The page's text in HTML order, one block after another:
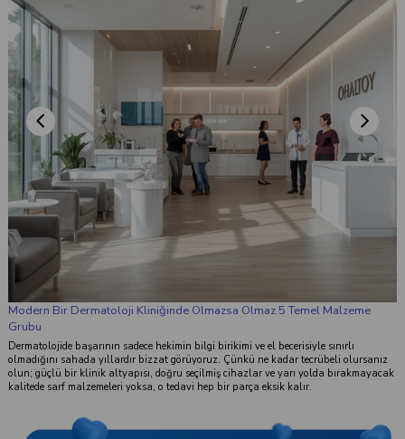
Modern Bir Dermatoloji Kliniğinde Olmazsa Olmaz 5 Temel Malzeme
Grubu
Dermatolojide başarının sadece hekimin bilgi birikimi ve el becerisiyle sınırlı
olmadığını sahada yıllardır bizzat görüyoruz. Çünkü ne kadar tecrübeli olursanız
olun; güçlü bir klinik altyapısı, doğru seçilmiş cihazlar ve yarı yolda bırakmayacak
kalitede sarf malzemeleri yoksa, o tedavi hep bir parça eksik kalır.